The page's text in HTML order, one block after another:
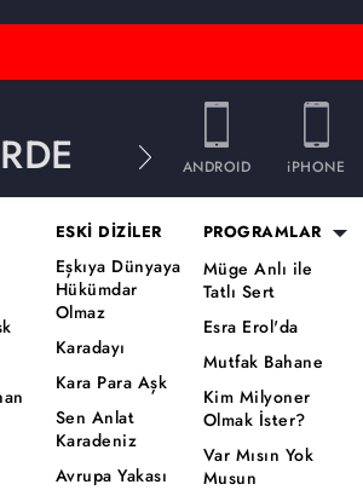
ANDROID iPHONE
ESKİ DİZİLER
Eşkıya Dünyaya
Hükümdar
Olmaz
Karadayı
Kara Para Aşk
Sen Anlat
Karadeniz
Avrupa Yakası
PROGRAMLAR
Müge Anlı ile
Tatlı Sert
Esra Erol'da
Mutfak Bahane
Kim Milyoner
Olmak İster?
Var Mısın Yok
Musun